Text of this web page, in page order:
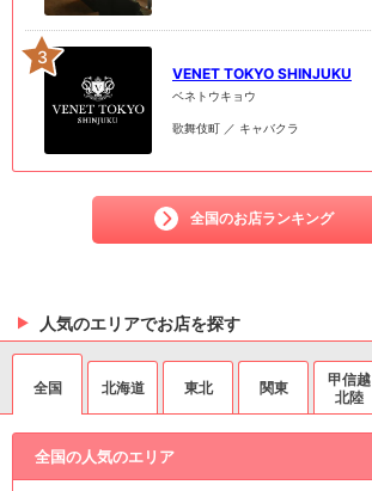
3
VENET TOKYO SHINJUKU
ベネトウキョウ
歌舞伎町 ／ キャバクラ
全国のお店ランキング
人気のエリアでお店を探す
全国 北海道 東北 関東
甲信越
北陸
全国の人気のエリア